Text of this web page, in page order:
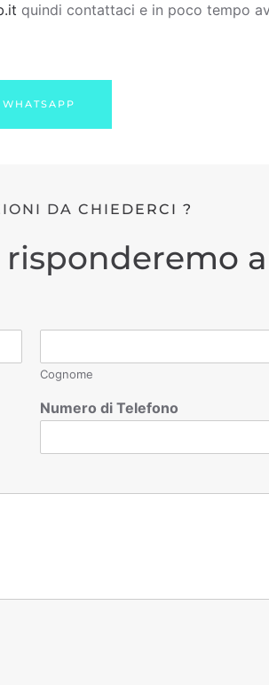
quindi contattaci e in poco tempo
WHATSAPP
DA CHIEDERCI ?
Cognome
Numero di Telefono